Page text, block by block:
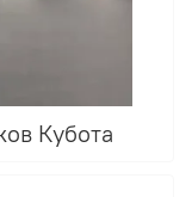
Кубота